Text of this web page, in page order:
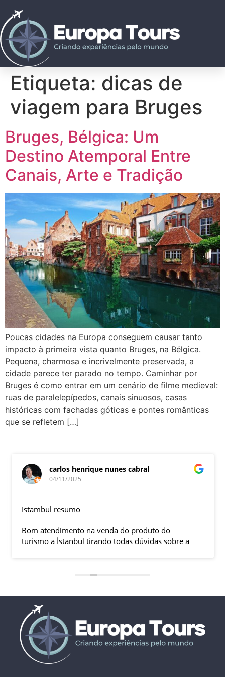
Etiqueta: dicas de
viagem para Bruges
Bruges, Bélgica: Um
Destino Atemporal Entre
Canais, Arte e Tradição
Poucas cidades na Europa conseguem causar tanto
impacto à primeira vista quanto Bruges, na Bélgica.
Pequena, charmosa e incrivelmente preservada, a
cidade parece ter parado no tempo. Caminhar por
Bruges é como entrar em um cenário de filme medieval:
ruas de paralelepípedos, canais sinuosos, casas
históricas com fachadas góticas e pontes românticas
que se refletem […]
carlos henrique nunes cabral
04/11/2025
Istambul resumo
Bom atendimento na venda do produto do
turismo a İstanbul tirando todas dúvidas sobre a
ficaram em SP trabalhando. A associação dessa
LÍDER, garantiu o sucesso da viagem que foi, lá, em
grupo formado por brasileiros e com guia Turco, Sr
Ali Faik, falando um português impecável e foi
muito disponível e atencioso. Os transfers, foram
4, todos em vans novas e os trajetos em ônibus
com pilotos tranquilos dirigindo com segurança
pelas boas estradas da Turquia. Os hotéis: Armada